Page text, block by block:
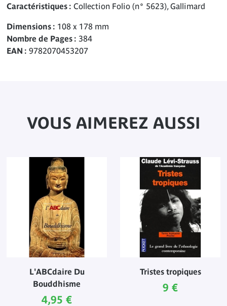
Caractéristiques Collection Folio (n° 5623), Gallimard
Dimensions
108 x 178 mm
Nombre de Pages
384
EAN
9782070453207
VOUS AIMEREZ AUSSI
L'ABCdaire Du
Bouddhisme
Prix ​​actuel
4,95 €
Tristes tropiques
Prix ​​actuel
9 €